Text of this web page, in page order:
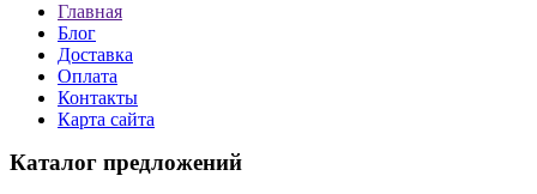
Главная
Блог
Доставка
Оплата
Контакты
Карта сайта
Каталог предложений